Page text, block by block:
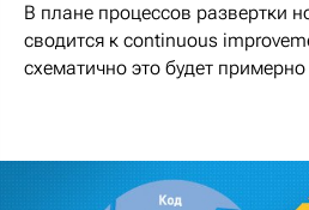
В плане процессов развертки
сводится к continuous
схематично это будет примерно